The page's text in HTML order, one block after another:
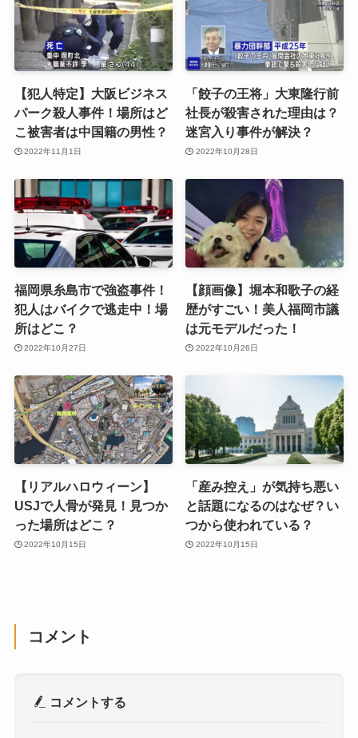
【犯人特定】大阪ビジネス
パーク殺人事件！場所はど
こ被害者は中国籍の男性？
2022年11月1日
「餃子の王将」大東隆行前
社長が殺害された理由は？
迷宮入り事件が解決？
2022年10月28日
福岡県糸島市で強盗事件！
犯人はバイクで逃走中！場
所はどこ？
2022年10月27日
【顔画像】堀本和歌子の経
歴がすごい！美人福岡市議
は元モデルだった！
2022年10月26日
【リアルハロウィーン】
USJで人骨が発見！見つか
った場所はどこ？
2022年10月15日
「産み控え」が気持ち悪い
と話題になるのはなぜ？い
つから使われている？
2022年10月15日
コメント
コメントする